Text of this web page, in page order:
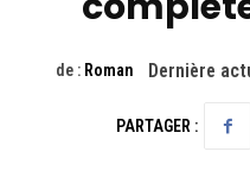
de : Roman Dernière
PARTAGER :